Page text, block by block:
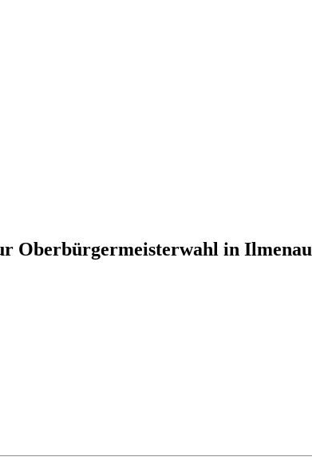
Oberbürgermeisterwahl in Ilmenau